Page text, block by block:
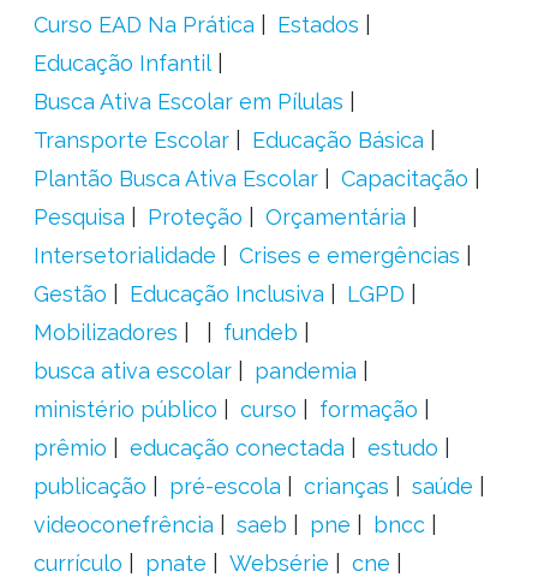
Curso EAD Na Prática
Estados
Educação Infantil
Busca Ativa Escolar em Pílulas
Transporte Escolar
Educação Básica
Plantão Busca Ativa Escolar
Capacitação
Pesquisa
Proteção
Orçamentária
Intersetorialidade
Crises e emergências
Gestão
Educação Inclusiva
LGPD
Mobilizadores
fundeb
busca ativa escolar
pandemia
ministério público
curso
formação
prêmio
educação conectada
estudo
publicação
pré-escola crianças
saúde
videoconefrência
saeb pne
bncc
currículo
pnate Websérie
cne